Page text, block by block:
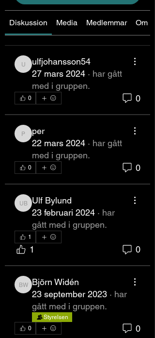
Diskussion Media Medlemmar Om
ulfjohansson54
ulfjohansson54
27 mars 2024 · har gått
med i gruppen.
0 0
per
per
22 mars 2024 · har gått
med i gruppen.
0 0
Ulf Bylund
Ulf Bylund
23 februari 2024 · har
gått med i gruppen.
1
1 0
Björn Widén
Björn Widén
23 september 2023 · har
gått med i gruppen.
Styrelsen
0
0